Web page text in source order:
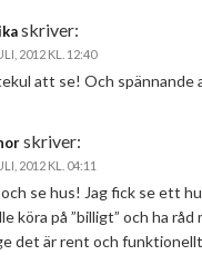
skriver:
2012 KL. 12:40
att se! Och spännande
skriver:
2012 KL. 04:11
se hus! Jag fick se ett
köra på ”billigt” och ha
det är rent och